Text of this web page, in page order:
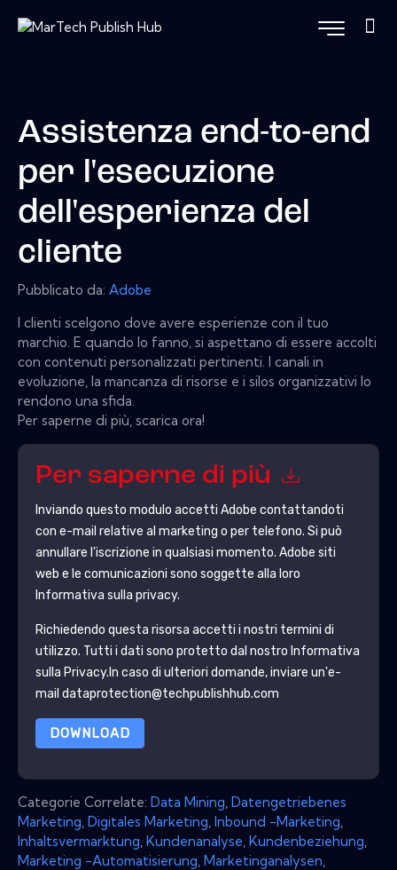
Assistenza end-to-end
per l'esecuzione
dell'esperienza del
cliente
Pubblicato da: Adobe
I clienti scelgono dove avere esperienze con il tuo
marchio. E quando lo fanno, si aspettano di essere accolti
con contenuti personalizzati pertinenti. I canali in
evoluzione, la mancanza di risorse e i silos organizzativi lo
rendono una sfida.
Per saperne di più, scarica ora!
Per saperne di più
Inviando questo modulo accetti Adobe contattandoti
con e-mail relative al marketing o per telefono. Si può
annullare l'iscrizione in qualsiasi momento. Adobe siti
web e le comunicazioni sono soggette alla loro
Informativa sulla privacy.
Richiedendo questa risorsa accetti i nostri termini di
utilizzo. Tutti i dati sono protetto dal nostro Informativa
sulla Privacy.In caso di ulteriori domande, inviare un'e-
mail dataprotection@techpublishhub.com
DOWNLOAD
Categorie Correlate: Data Mining Datengetriebenes
Marketing Digitales Marketing Inbound -Marketing
Inhaltsvermarktung Kundenanalyse Kundenbeziehung
Marketing -Automatisierung Marketinganalysen